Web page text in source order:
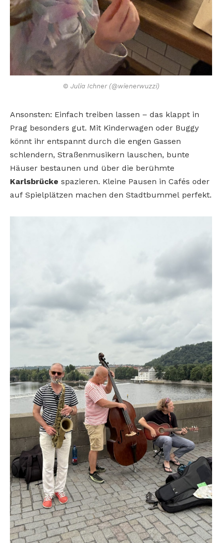
© Julia Ichner (@wienerwuzzi)
Ansonsten: Einfach treiben lassen – das klappt in
Prag besonders gut. Mit Kinderwagen oder Buggy
könnt ihr entspannt durch die engen Gassen
schlendern, Straßenmusikern lauschen, bunte
Häuser bestaunen und über die berühmte
Karlsbrücke spazieren. Kleine Pausen in Cafés oder
auf Spielplätzen machen den Stadtbummel perfekt.